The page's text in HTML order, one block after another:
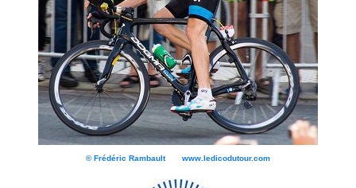
© Frédéric Rambault www.ledicodutour.com